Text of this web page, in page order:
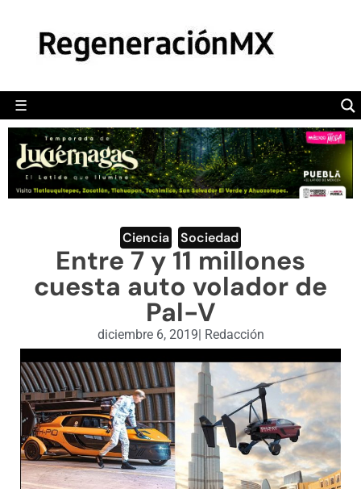
☰
POLÍTICA
CAMALEÓN
OPINIÓN
DEPORTES
ENGLISH SECTION
VIDEOS
Ciencia Sociedad
Entre 7 y 11 millones
cuesta auto volador de
Pal-V
diciembre 6, 2019| Redacción